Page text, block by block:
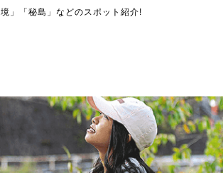
」「秘島」などのスポット紹介!